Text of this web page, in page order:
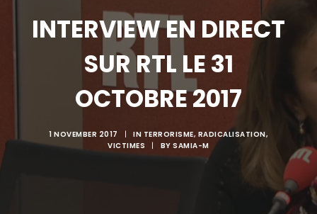
CONTACT
INTERVIEW EN DIRECT
SUR RTL LE 31
OCTOBRE 2017
1 NOVEMBER 2017 | IN TERRORISME, RADICALISATION,
VICTIMES
| BYSAMIA-M